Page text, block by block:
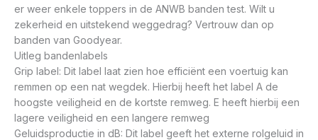
er weer enkele toppers in de ANWB banden test. Wilt u
zekerheid en uitstekend weggedrag? Vertrouw dan op
banden van Goodyear.
Uitleg bandenlabels
Grip label: Dit label laat zien hoe efficiënt een voertuig kan
remmen op een nat wegdek. Hierbij heeft het label A de
hoogste veiligheid en de kortste remweg. E heeft hierbij een
lagere veiligheid en een langere remweg
Geluidsproductie in dB: Dit label geeft het externe rolgeluid in